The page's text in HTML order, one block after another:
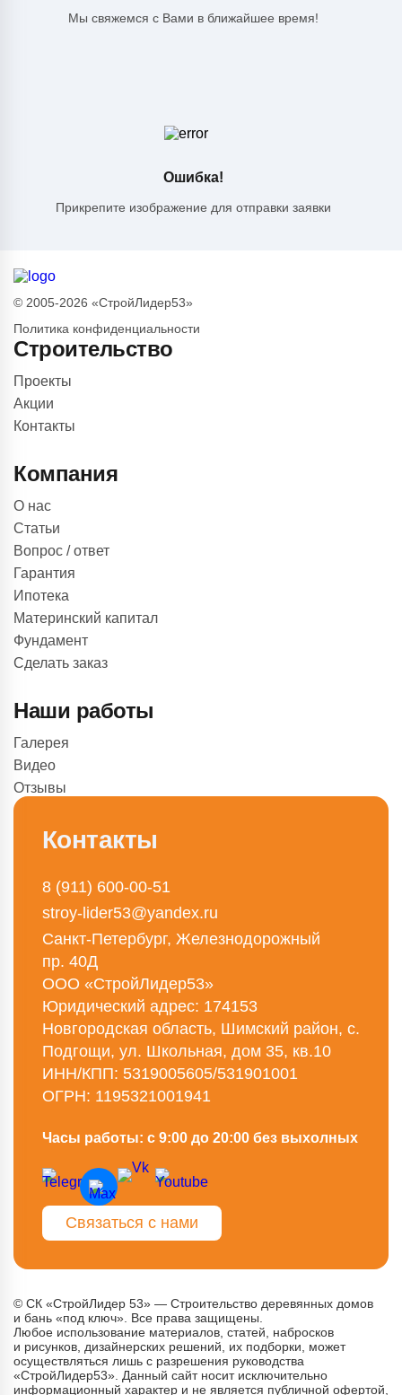
Мы свяжемся с Вами в ближайшее время!
Ошибка!
Прикрепите изображение для отправки заявки
© 2005-2026 «СтройЛидер53»
Политика конфиденциальности
Строительство
Проекты
Акции
Контакты
Компания
О нас
Статьи
Вопрос / ответ
Гарантия
Ипотека
Материнский капитал
Фундамент
Сделать заказ
Наши работы
Галерея
Видео
Отзывы
Контакты
8 (911) 600-00-51
stroy-lider53@yandex.ru
Санкт-Петербург, Железнодорожный
пр. 40Д
ООО «СтройЛидер53»
Юридический адрес: 174153
Новгородская область, Шимский район, с.
Подгощи, ул. Школьная, дом 35, кв.10
ИНН/КПП: 5319005605/531901001
ОГРН: 1195321001941
Часы работы: с 9:00 до 20:00 без выхолных
Связаться с нами
© СК «СтройЛидер 53» — Строительство деревянных домов
и бань «под ключ». Все права защищены.
Любое использование материалов, статей, набросков
и рисунков, дизайнерских решений, их подборки, может
осуществляться лишь с разрешения руководства
«СтройЛидер53». Данный сайт носит исключительно
информационный характер и не является публичной офертой,